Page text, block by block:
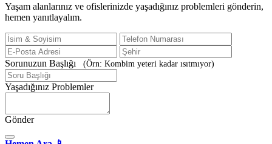
Yaşam alanlarınız ve ofislerinizde yaşadığınız problemleri gönderin,
hemen yanıtlayalım.
Sorunuzun Başlığı (Örn: Kombim yeteri kadar ısıtmıyor)
Yaşadığınız Problemler
Gönder